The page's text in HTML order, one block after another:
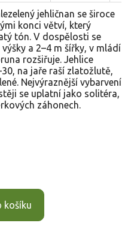
košíku
jehličnan se široce
konci větví, který
tón. V dospělosti se
a 2–4 m šířky, v mládí
rozšiřuje. Jehlice
na jaře raší zlatožlutě,
Nejvýraznější vybarvení
se uplatní jako solitéra,
záhonech.